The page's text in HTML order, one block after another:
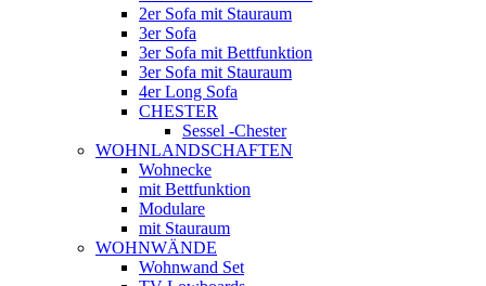
2er Sofa mit Stauraum
3er Sofa
3er Sofa mit Bettfunktion
3er Sofa mit Stauraum
4er Long Sofa
CHESTER
Sessel -Chester
WOHNLANDSCHAFTEN
Wohnecke
mit Bettfunktion
Modulare
mit Stauraum
WOHNWÄNDE
Wohnwand Set